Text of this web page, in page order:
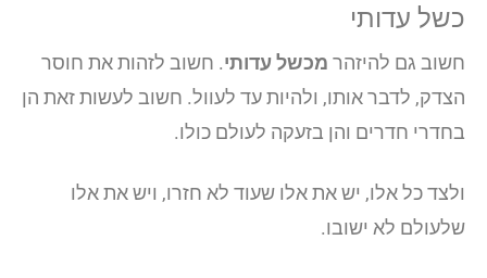
כשל עדותי
חשוב גם להיזהר מכשל עדותי. חשוב לזהות את חוסר
הצדק, לדבר אותו, ולהיות עד לעוול. חשוב לעשות זאת הן
בחדרי חדרים והן בזעקה לעולם כולו.
ולצד כל אלו, יש את אלו שעוד לא חזרו, ויש את אלו
שלעולם לא ישובו.